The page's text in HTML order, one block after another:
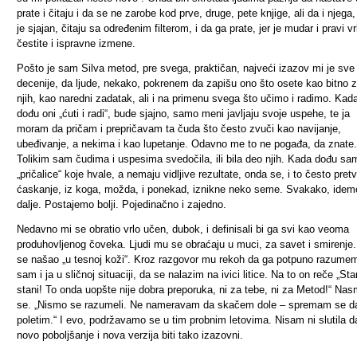
prate i čitaju i da se ne zarobe kod prve, druge, pete knjige, ali da i
je sjajan, čitaju sa određenim filterom, i da ga prate, jer je mudar i pravi
čestite i ispravne izmene.
Pošto je sam Silva metod, pre svega, praktičan, najveći izazov mi je sve
decenije, da ljude, nekako, pokrenem da zapišu ono što osete kao bitno
njih, kao naredni zadatak, ali i na primenu svega što učimo i radimo.
dođu oni „ćuti i radi“, bude sjajno, samo meni javljaju svoje uspehe, te ja
moram da pričam i prepričavam ta čuda što često zvuči kao navijanje,
ubeđivanje, a nekima i kao lupetanje. Odavno me to ne pogađa, da znate.
Tolikim sam čudima i uspesima svedočila, ili bila deo njih. Kada dođu
„pričalice“ koje hvale, a nemaju vidljive rezultate, onda se, i to često
ćaskanje, iz koga, možda, i ponekad, iznikne neko seme. Svakako,
dalje. Postajemo bolji. Pojedinačno i zajedno.
Nedavno mi se obratio vrlo učen, dubok, i definisali bi ga svi kao veoma
produhovljenog čoveka. Ljudi mu se obraćaju u muci, za savet i
se našao „u tesnoj koži“. Kroz razgovor mu rekoh da ga potpuno
sam i ja u sličnoj situaciji, da se nalazim na ivici litice. Na to on reče
stani! To onda uopšte nije dobra preporuka, ni za tebe, ni za Metod!“
se. „Nismo se razumeli. Ne nameravam da skačem dole – spremam se
poletim.“ I evo, podržavamo se u tim probnim letovima. Nisam ni slutila
novo poboljšanje i nova verzija biti tako izazovni.